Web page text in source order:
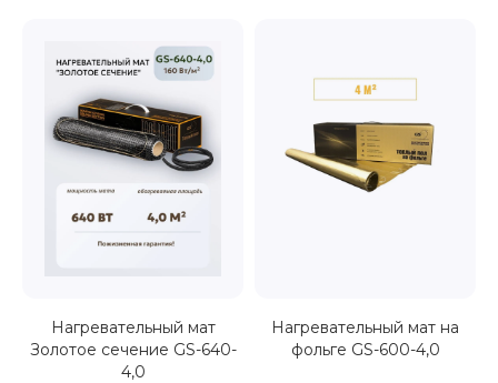
Нагревательный мат
Золотое сечение GS-640-
4,0
Нагревательный мат на
фольге GS-600-4,0